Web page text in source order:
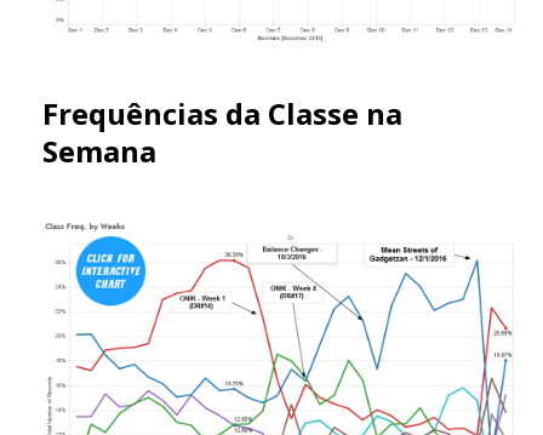
Frequências da Classe na
Semana